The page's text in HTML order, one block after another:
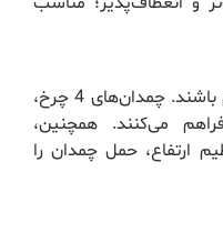
چرخ‌های چمدان باید روان و بادوام باشند. چمدان‌های 4 چرخ،
می‌کنند. همچنین،
ارتفاع، حمل چمدان را